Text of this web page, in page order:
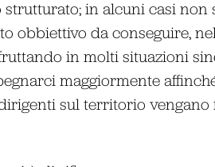
in alcuni casi non
obbiettivo da conseguire,
in molti situazioni
maggiormente
sul territorio vengano